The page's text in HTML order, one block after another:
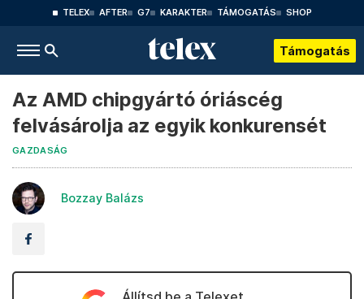
TELEX AFTER G7 KARAKTER TÁMOGATÁS SHOP
Támogatás
Az AMD chipgyártó óriáscég
felvásárolja az egyik konkurensét
GAZDASÁG
Bozzay Balázs